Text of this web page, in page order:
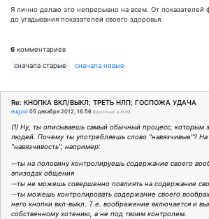
Я лично делаю это непрерывно на всем. От показателей
до угадывания показателей своего здоровья.
6 комментариев
сначала старые сначала новые
Re: КНОПКА ВКЛ/ВЫКЛ; ТРЕТЬ НЛП; ГОСПОЖА УДАЧА
eugzol 05 декабря 2012, 16:56 (оригинал в ЖЖ)
(1) Ну, ты описываешь самый обычный процесс, которым
людей. Почему ты употребляешь слово "навязчивые"? На
"навязчивость", например:
--ты на половину контролируешь содержание своего
эпизодах общения
--ты не можешь совершенно повлиять на содержание
--ты можешь контролировать содержание своего
него кнопки вкл-выкл. Т.е. воображение включается и
собственному хотению, а не под твоим контролем.